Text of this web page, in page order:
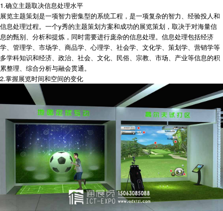
1.确立主题取决信息处理水平
展览主题策划是一项智力密集型的系统工程，是一项复杂的智力、经验投人和
信息处理过程。一个y秀的主题策划方案和成功的展览策划，取决于对海量信
息的甄别、分析和提炼，同时需要进行庞杂的信息处理。信息处理包括经济
学、管理学、市场学、商品学、心理学、社会学、文化学、策划学、营销学等
多学科知识和经济、政治、社会、文化、民俗、宗教、市场、产业等信息的积
累整理、综合分析与融会贯通。
2.掌握展览时间和空间的变化